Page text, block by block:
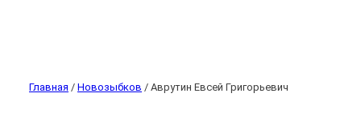
Главная / Новозыбков / Аврутин Евсей Григорьевич